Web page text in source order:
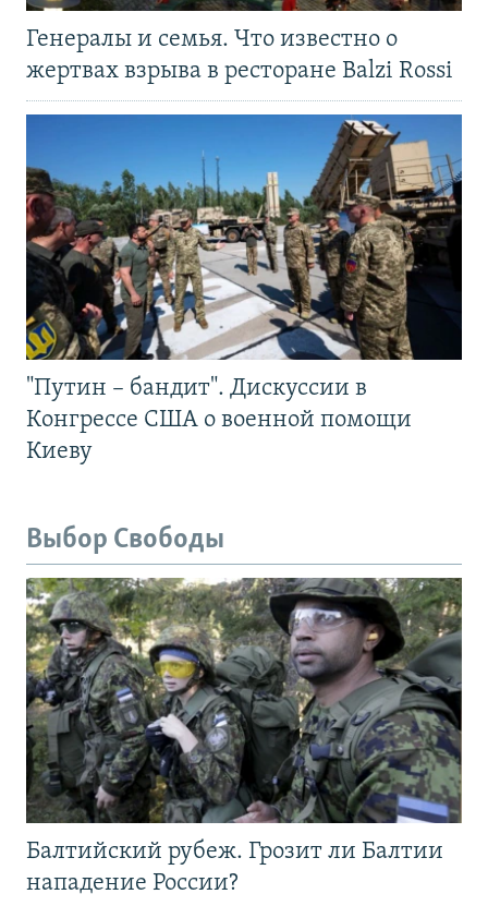
Генералы и семья. Что известно о
жертвах взрыва в ресторане Balzi Rossi
"Путин – бандит". Дискуссии в
Конгрессе США о военной помощи
Киеву
Выбор Свободы
Балтийский рубеж. Грозит ли Балтии
нападение России?